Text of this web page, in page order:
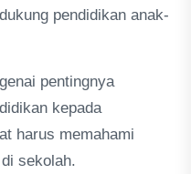
pendidikan anak-
pentingnya
kepada
harus memahami
sekolah.